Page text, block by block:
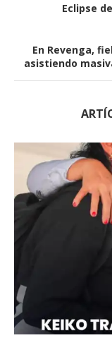
Eclipse
En Revenga,
asistiendo